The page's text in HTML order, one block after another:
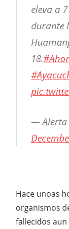
eleva a
durante
18.
— Alerta
Hace unoas
organismos
fallecidos